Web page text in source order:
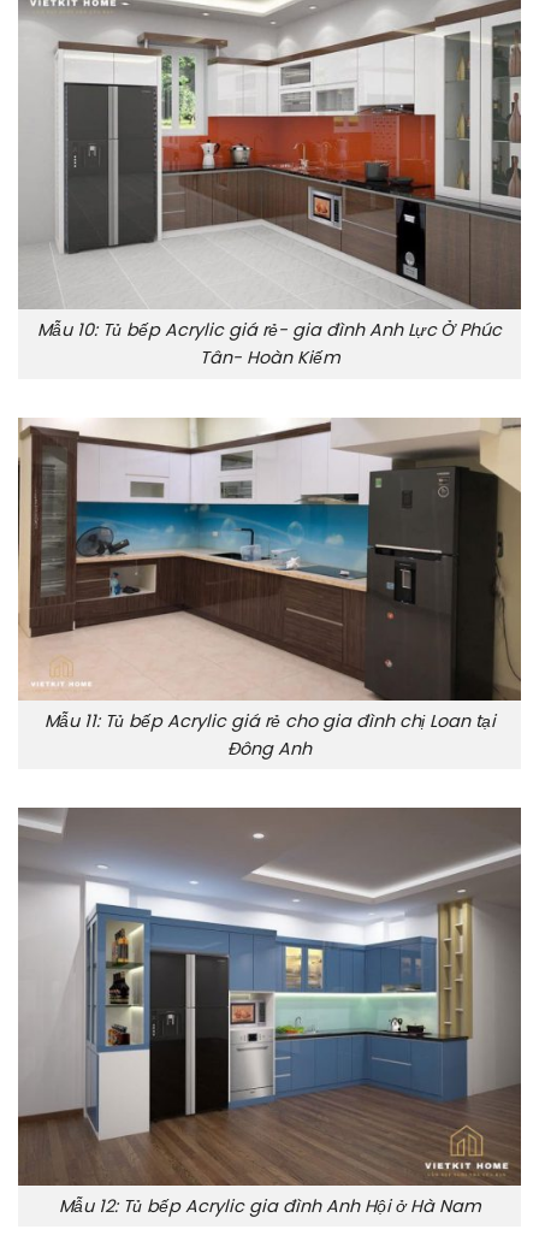
Mẫu 10: Tủ bếp Acrylic giá rẻ- gia đình Anh Lực Ở Phúc
Tân- Hoàn Kiếm
Mẫu 11: Tủ bếp Acrylic giá rẻ cho gia đình chị Loan tại
Đông Anh
Mẫu 12: Tủ bếp Acrylic gia đình Anh Hội ở Hà Nam